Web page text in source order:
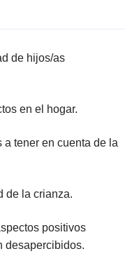
de hijos/as
en el hogar.
a tener en cuenta de la
de la crianza.
positivos
desapercibidos.